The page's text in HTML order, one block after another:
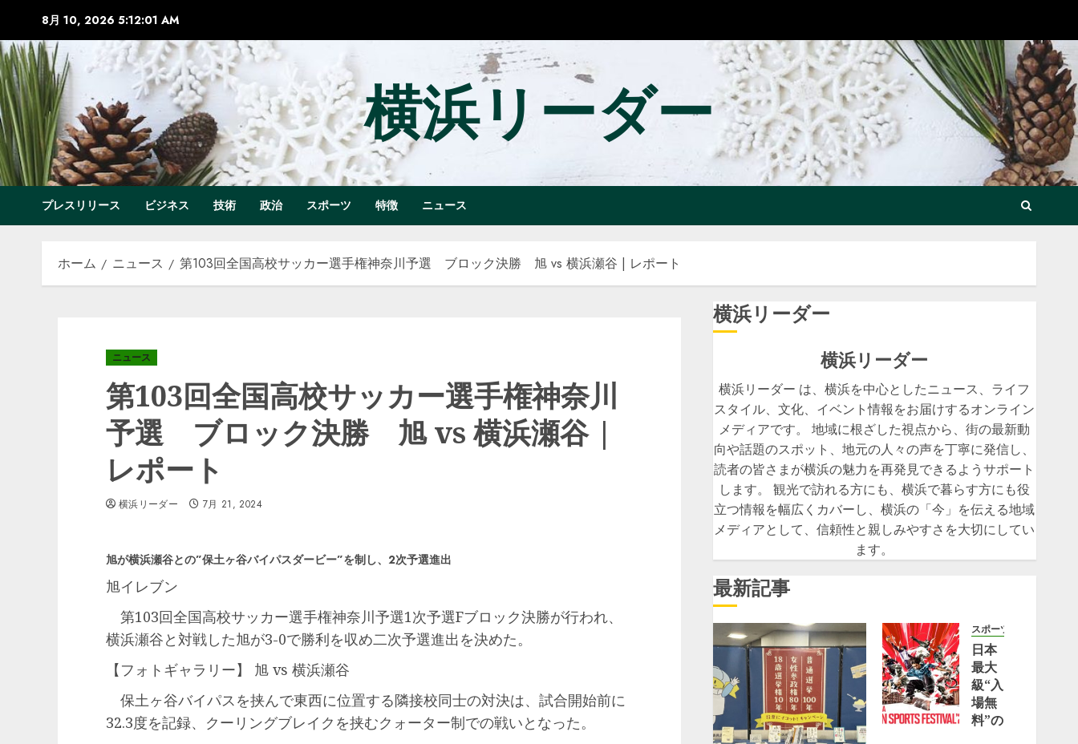
テ
ン
ツ
へ
ス
キ
ッ
プ
8月 10, 2026 5:12:02 AM
横浜リーダー
プレスリリース ビジネス 技術 政治 スポーツ 特徴 ニュース
ホーム ニュース 第103回全国高校サッカー選手権神奈川予選 ブロック決勝 旭 vs 横浜瀬谷 | レポート
ニュース
第103回全国高校サッカー選手権神奈川
予選 ブロック決勝 旭 vs 横浜瀬谷 |
レポート
横浜リーダー 7月 21, 2024
旭が横浜瀬谷との”保土ヶ谷バイパスダービー”を制し、2次予選進出
旭イレブン
第103回全国高校サッカー選手権神奈川予選1次予選Fブロック決勝が行われ、
横浜瀬谷と対戦した旭が3-0で勝利を収め二次予選進出を決めた。
【フォトギャラリー】 旭 vs 横浜瀬谷
保土ヶ谷バイパスを挟んで東西に位置する隣接校同士の対決は、試合開始前に
32.3度を記録、クーリングブレイクを挟むクォーター制での戦いとなった。
横浜リーダー
横浜リーダー
横浜リーダー は、横浜を中心としたニュース、ライフ
スタイル、文化、イベント情報をお届けするオンライン
メディアです。 地域に根ざした視点から、街の最新動
向や話題のスポット、地元の人々の声を丁寧に発信し、
読者の皆さまが横浜の魅力を再発見できるようサポート
します。 観光で訪れる方にも、横浜で暮らす方にも役
立つ情報を幅広くカバーし、横浜の「今」を伝える地域
メディアとして、信頼性と親しみやすさを大切にしてい
ます。
最新記事
スポーツ
日本
最大
級“入
場無
料”の